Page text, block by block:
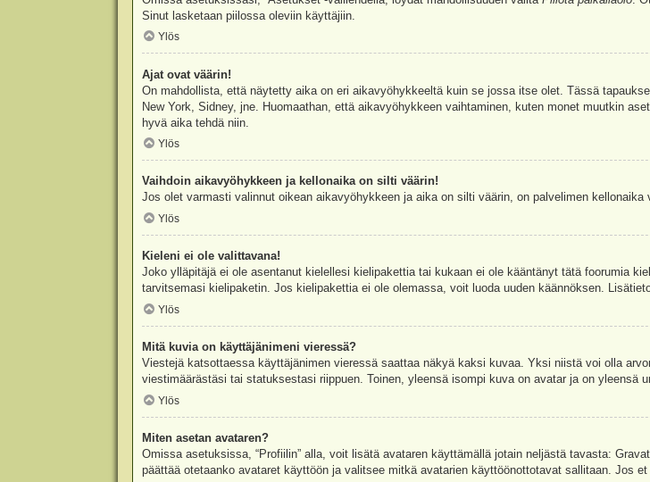
Sinut lasketaan piilossa oleviin käyttäjiin.
Ylös
Ajat ovat väärin!
On mahdollista, että näytetty aika on eri aikavyöhykkeeltä kuin se jossa itse olet. Tässä
New York, Sidney, jne. Huomaathan, että aikavyöhykkeen vaihtaminen, kuten monet muutkin
hyvä aika tehdä niin.
Ylös
Vaihdoin aikavyöhykkeen ja kellonaika on silti väärin!
Jos olet varmasti valinnut oikean aikavyöhykkeen ja aika on silti väärin, on palvelimen
Ylös
Kieleni ei ole valittavana!
Joko ylläpitäjä ei ole asentanut kielellesi kielipakettia tai kukaan ei ole kääntänyt tätä foorumia
tarvitsemasi kielipaketin. Jos kielipakettia ei ole olemassa, voit luoda uuden käännöksen.
Ylös
Mitä kuvia on käyttäjänimeni vieressä?
Viestejä katsottaessa käyttäjänimen vieressä saattaa näkyä kaksi kuvaa. Yksi niistä voi olla
viestimäärästäsi tai statuksestasi riippuen. Toinen, yleensä isompi kuva on avatar ja on yleensä
Ylös
Miten asetan avataren?
Omissa asetuksissa, “Profiilin” alla, voit lisätä avataren käyttämällä jotain neljästä tavasta:
päättää otetaanko avataret käyttöön ja valitsee mitkä avatarien käyttöönottotavat sallitaan. Jos